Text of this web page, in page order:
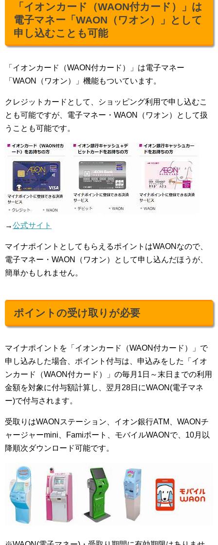
「イオンカード（WAON付カード）」は
電子マネー「WAON（ワオン）」として
申し込むことも可能
「イオンカード（WAON付カード）」は電子マネー
「WAON（ワオン）」機能もついています。
クレジットカードとして、ショッピング利用で申し込むこ
とも可能ですが、電子マネー・WAON（ワオン）として扱
うことも可能です。
→公式サイト
マイナポイントとしてもらえるポイントはWAONなので、
電子マネー・WAON（ワオン）として申し込んだほうが、
簡単かもしれません。
ポイントの受け取りが必要
マイナポイントを「イオンカード（WAON付カード）」で
申し込みした場合、ポイント付与は、申込みをした「イオ
ンカード（WAON付カード）」の毎月1日～末日までの利用
金額を対象に付与額計算し、翌月28日にWAON(電子マネ
ー)で付与されます。
受取りはWAONステーション、イオン銀行ATM、WAONチ
ャージャーmini、Famiポート、モバイルWAONで、10月以
降順次ダウンロード可能です。